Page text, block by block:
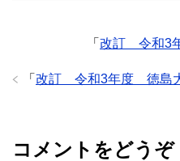
「 改訂 令和3
「 改訂 令和3年度 徳島
コメントをどうぞ